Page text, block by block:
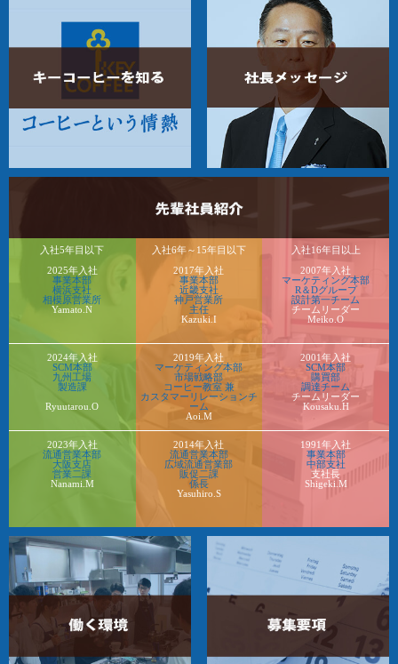
入社5年目以下
2025年入社
事業本部
横浜支社
相模原営業所
Yamato.N
2024年入社
SCM本部
九州工場
製造課
Ryuutarou.O
2023年入社
流通営業本部
大阪支店
営業二課
Nanami.M
入社6年～15年目以下
2017年入社
事業本部
近畿支社
神戸営業所
主任
Kazuki.I
2019年入社
マーケティング本部
市場戦略部
コーヒー教室 兼
カスタマーリレーションチ
ーム
Aoi.M
2014年入社
流通営業本部
広域流通営業部
販促二課
係長
Yasuhiro.S
入社16年目以上
2007年入社
マーケティング本部
R＆Dグループ
設計第一チーム
チームリーダー
Meiko.O
2001年入社
SCM本部
購買部
調達チーム
チームリーダー
Kousaku.H
1991年入社
事業本部
中部支社
支社長
Shigeki.M